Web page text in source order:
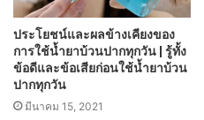
ประโยชน์และผลข้างเคียงของ
การใช้น้ำยาบ้วนปากทุกวัน | รู้ทั้ง
ข้อดีและข้อเสียก่อนใช้น้ำยาบ้วน
ปากทุกวัน
มีนาคม 15, 2021